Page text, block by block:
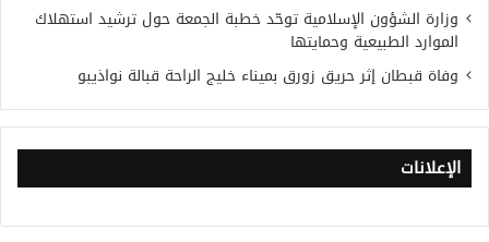
وزارة الشؤون الإسلامية توحّد خطبة الجمعة حول ترشيد استهلاك
الموارد الطبيعية وحمايتها
وفاة قبطان إثر حريق زورق بميناء خليج الراحة قبالة نواذيبو
الإعلانات